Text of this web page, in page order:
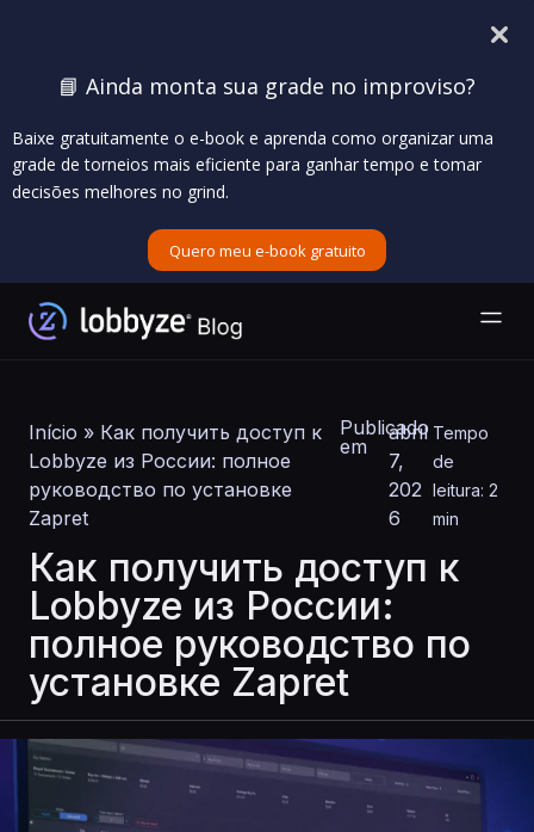
📘 Ainda monta sua grade no improviso?
Baixe gratuitamente o e-book e aprenda como organizar uma
grade de torneios mais eficiente para ganhar tempo e tomar
decisões melhores no grind.
Quero meu e-book gratuito
Início » Как получить доступ к
Lobbyze из России: полное
руководство по установке
Zapret
Publicado
em
abril
7,
202
6
Tempo
de
leitura: 2
min
Как получить доступ к
Lobbyze из России:
полное руководство по
установке Zapret